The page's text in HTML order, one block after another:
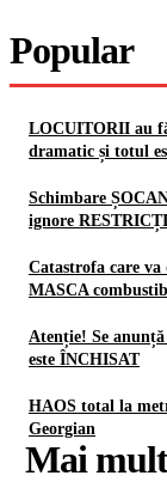
Popular
LOCUITORII au
dramatic și totul
Schimbare
ignore
Catastrofa care
MASCA
Atenție! Se
este ÎNCHISAT
HAOS total la
Georgian
Mai